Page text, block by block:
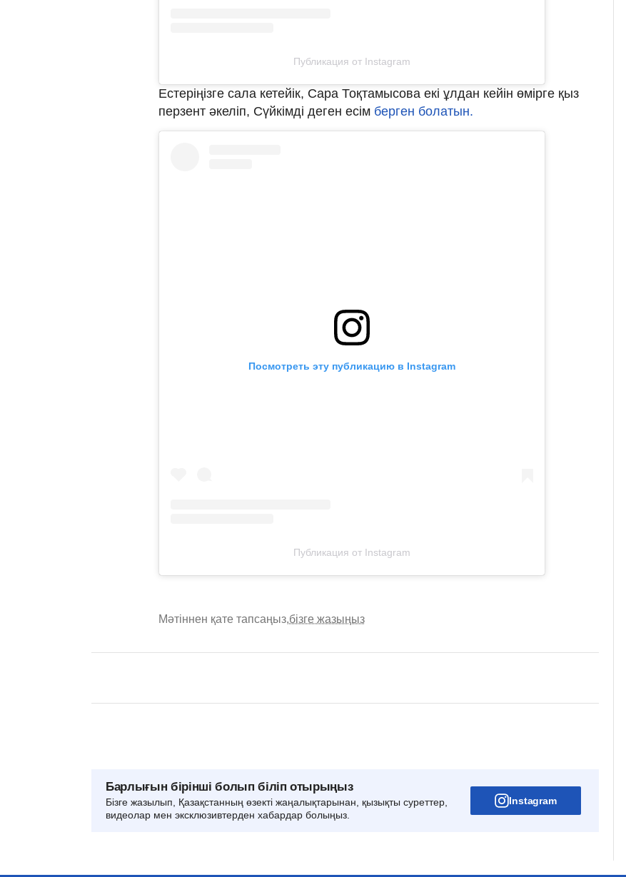
Публикация от Instagram
Естеріңізге сала кетейік, Сара Тоқтамысова екі ұлдан кейін өмірге қыз
перзент әкеліп, Сүйкімді деген есім берген болатын.
Посмотреть эту публикацию в Instagram
Публикация от Instagram
Мәтіннен қате тапсаңыз,бізге жазыңыз
Барлығын бірінші болып біліп отырыңыз
Бізге жазылып, Қазақстанның өзекті жаңалықтарынан, қызықты суреттер,
видеолар мен эксклюзивтерден хабардар болыңыз.
Instagram